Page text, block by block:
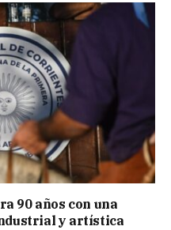
90 años con una
y artística